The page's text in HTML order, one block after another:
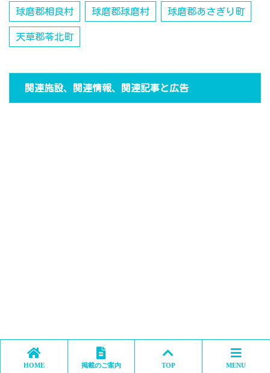
球磨郡相良村 球磨郡球磨村 球磨郡あさぎり町
天草郡苓北町
関連施設、関連情報、関連記事と広告
HOME 掲載のご案内 TOP MENU